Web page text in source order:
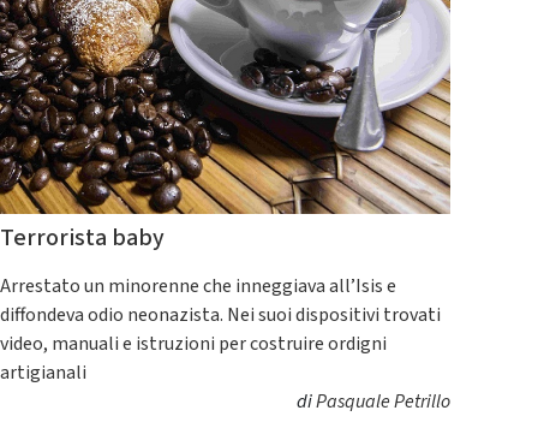
Terrorista baby
Arrestato un minorenne che inneggiava all’Isis e
diffondeva odio neonazista. Nei suoi dispositivi trovati
video, manuali e istruzioni per costruire ordigni
artigianali
diPasquale Petrillo